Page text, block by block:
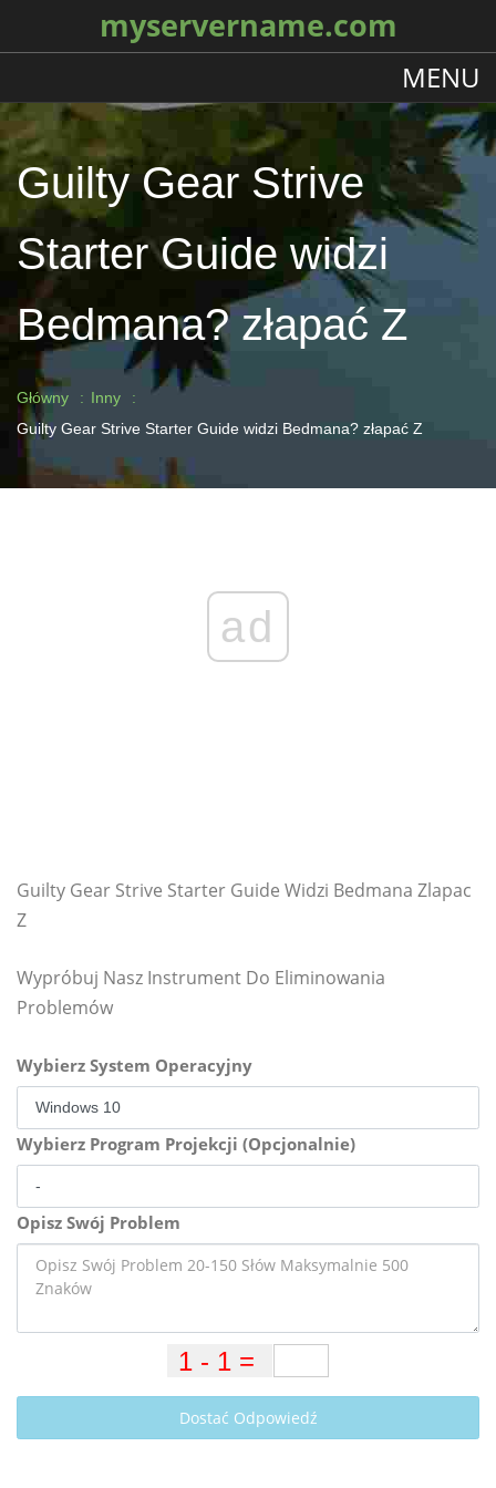
myservername.com
MENU
Guilty Gear Strive
Starter Guide widzi
Bedmana? złapać Z
Główny
Inny
Guilty Gear Strive Starter Guide widzi Bedmana? złapać Z
ad
Guilty Gear Strive Starter Guide Widzi Bedmana Zlapac
Z
Wypróbuj Nasz Instrument Do Eliminowania
Problemów
Wybierz System Operacyjny
Wybierz Program Projekcji (Opcjonalnie)
Opisz Swój Problem
Dostać Odpowiedź